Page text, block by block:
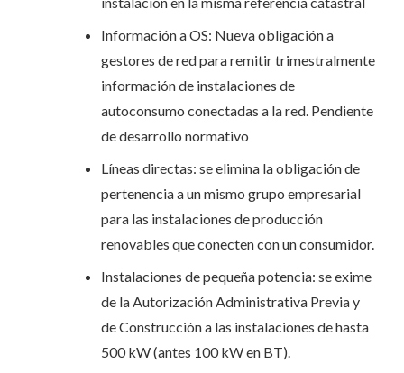
Información a OS: Nueva obligación a
gestores de red para remitir trimestralmente
información de instalaciones de
autoconsumo conectadas a la red. Pendiente
de desarrollo normativo
Líneas directas: se elimina la obligación de
pertenencia a un mismo grupo empresarial
para las instalaciones de producción
renovables que conecten con un consumidor.
Instalaciones de pequeña potencia: se exime
de la Autorización Administrativa Previa y
de Construcción a las instalaciones de hasta
500 kW (antes 100 kW en BT).